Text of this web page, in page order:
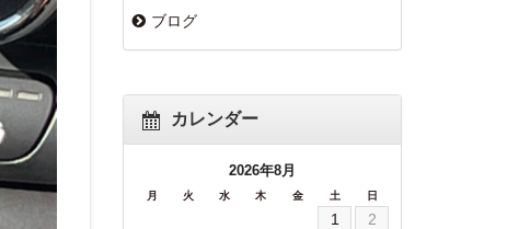
ブログ
カレンダー
2026年8月
月 火 水 木 金 土 日
1
2